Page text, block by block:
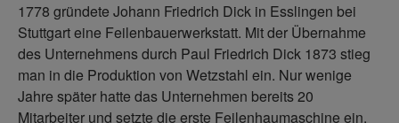
1778 gründete Johann Friedrich Dick in Esslingen bei
Stuttgart eine Feilenbauerwerkstatt. Mit der Übernahme
des Unternehmens durch Paul Friedrich Dick 1873 stieg
man in die Produktion von Wetzstahl ein. Nur wenige
Jahre später hatte das Unternehmen bereits 20
Mitarbeiter und setzte die erste Feilenhaumaschine ein.